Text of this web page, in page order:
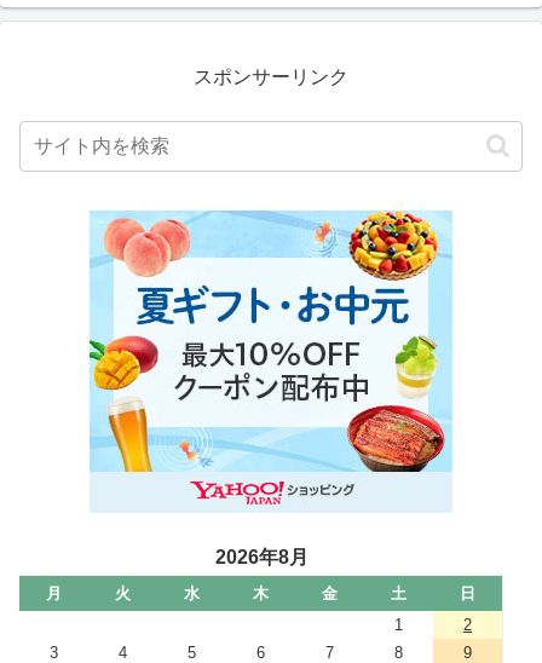
スポンサーリンク
2026年8月
月 火 水 木 金 土
日
1
2
3
4 5 6 7 8
9